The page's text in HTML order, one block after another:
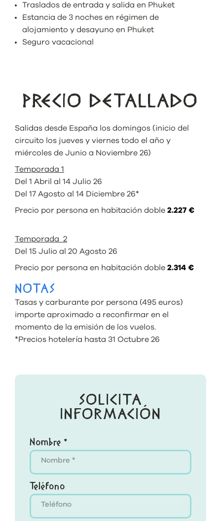
Traslados de entrada y salida en Phuket
Estancia de 3 noches en régimen de
alojamiento y desayuno en Phuket
Seguro vacacional
PRECIO DETALLADO
Salidas desde España los domingos (inicio del
circuito los jueves y viernes todo el año y
miércoles de Junio a Noviembre 26)
Temporada 1
Del 1 Abril al 14 Julio 26
Del 17 Agosto al 14 Diciembre 26*
Precio por persona en habitación doble 2.227 €
Temporada 2
Del 15 Julio al 20 Agosto 26
Precio por persona en habitación doble 2.314 €
NOTAS
Tasas y carburante por persona (495 euros)
importe aproximado a reconfirmar en el
momento de la emisión de los vuelos.
*Precios hotelería hasta 31 Octubre 26
SOLICITA
INFORMACIÓN
Nombre *
Teléfono